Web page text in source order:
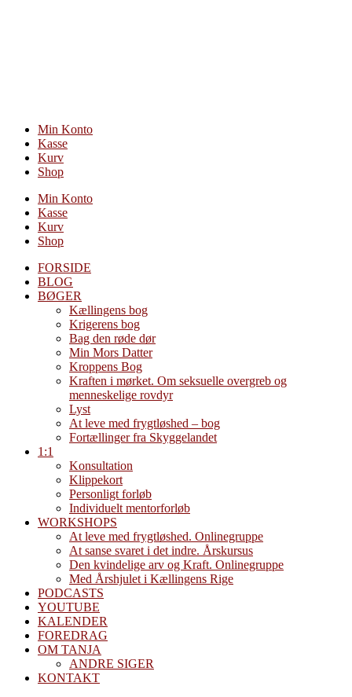
Min Konto
Kasse
Kurv
Shop
Min Konto
Kasse
Kurv
Shop
FORSIDE
BLOG
BØGER
Kællingens bog
Krigerens bog
Bag den røde dør
Min Mors Datter
Kroppens Bog
Kraften i mørket. Om seksuelle overgreb og
menneskelige rovdyr
Lyst
At leve med frygtløshed – bog
Fortællinger fra Skyggelandet
1:1
Konsultation
Klippekort
Personligt forløb
Individuelt mentorforløb
WORKSHOPS
At leve med frygtløshed. Onlinegruppe
At sanse svaret i det indre. Årskursus
Den kvindelige arv og Kraft. Onlinegruppe
Med Årshjulet i Kællingens Rige
PODCASTS
YOUTUBE
KALENDER
FOREDRAG
OM TANJA
ANDRE SIGER
KONTAKT